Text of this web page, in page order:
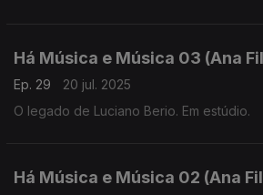
Há Música e Música 03 (Ana
Ep. 29
20 jul. 2025
O legado de Luciano Berio. Em estúdio.
Há Música e Música 02 (Ana